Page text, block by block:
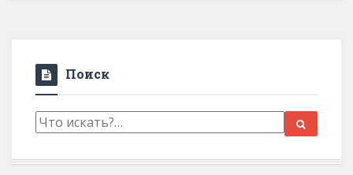
Поиск